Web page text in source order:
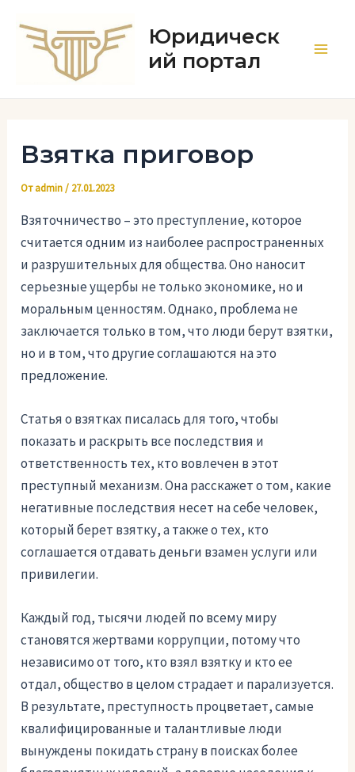
содержимому
Юридическ
ий портал
Взятка приговор
Отadmin/ 27.01.2023
Взяточничество – это преступление, которое
считается одним из наиболее распространенных
и разрушительных для общества. Оно наносит
серьезные ущербы не только экономике, но и
моральным ценностям. Однако, проблема не
заключается только в том, что люди берут взятки,
но и в том, что другие соглашаются на это
предложение.
Статья о взятках писалась для того, чтобы
показать и раскрыть все последствия и
ответственность тех, кто вовлечен в этот
преступный механизм. Она расскажет о том, какие
негативные последствия несет на себе человек,
который берет взятку, а также о тех, кто
соглашается отдавать деньги взамен услуги или
привилегии.
Каждый год, тысячи людей по всему миру
становятся жертвами коррупции, потому что
независимо от того, кто взял взятку и кто ее
отдал, общество в целом страдает и парализуется.
В результате, преступность процветает, самые
квалифицированные и талантливые люди
вынуждены покидать страну в поисках более